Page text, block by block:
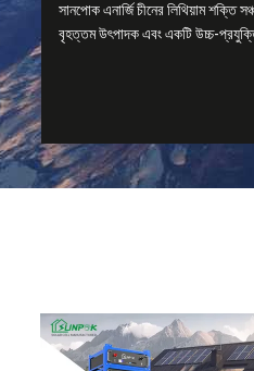
সানপোক এনার্জি চীনের লিথিয়াম শক্তি
বৃহত্তম উৎপাদক এবং একটি উচ্চ-